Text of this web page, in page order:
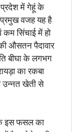
में गेहूं के
प्रमुख वजह यह है
कम सिंचाई में हो
औसतन पैदावार
बीघा के लगभग
का रकबा
उन्नत खेती से
इस फसल का